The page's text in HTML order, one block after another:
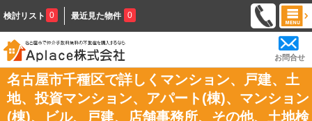
検討リスト 0 最近見た物件 0
お問合せ
名古屋市千種区で詳しくマンション、戸建、土
地、投資マンション、アパート(棟)、マンション
(棟)、ビル、戸建、店舗事務所、その他、土地検